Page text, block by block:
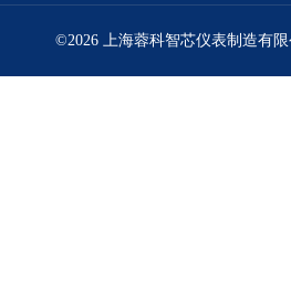
©2026 上海蓉科智芯仪表制造有